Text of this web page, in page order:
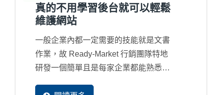
真的不用學習後台就可以輕鬆
維護網站
一般企業內都一定需要的技能就是文書
作業，故 Ready-Market 行銷團隊特地
研發一個簡單且是每家企業都能熟悉的